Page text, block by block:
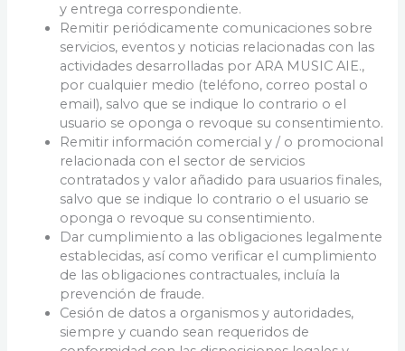
y entrega correspondiente.
Remitir periódicamente comunicaciones sobre
servicios, eventos y noticias relacionadas con las
actividades desarrolladas por ARA MUSIC AIE.,
por cualquier medio (teléfono, correo postal o
email), salvo que se indique lo contrario o el
usuario se oponga o revoque su consentimiento.
Remitir información comercial y / o promocional
relacionada con el sector de servicios
contratados y valor añadido para usuarios finales,
salvo que se indique lo contrario o el usuario se
oponga o revoque su consentimiento.
Dar cumplimiento a las obligaciones legalmente
establecidas, así como verificar el cumplimiento
de las obligaciones contractuales, incluía la
prevención de fraude.
Cesión de datos a organismos y autoridades,
siempre y cuando sean requeridos de